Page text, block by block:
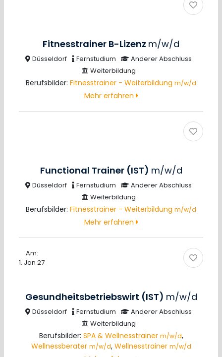
Fitnesstrainer B-Lizenz m/w/d
Düsseldorf Fernstudium
Anderer Abschluss
Weiterbildung
Berufsbilder: Fitnesstrainer - Weiterbildung m/w/d
Mehr erfahren
Functional Trainer (IST) m/w/d
Düsseldorf Fernstudium
Anderer Abschluss
Weiterbildung
Berufsbilder: Fitnesstrainer - Weiterbildung m/w/d
Mehr erfahren
Am:
1. Jan 27
Gesundheitsbetriebswirt (IST) m/w/d
Düsseldorf Fernstudium
Anderer Abschluss
Weiterbildung
Berufsbilder: SPA & Wellnesstrainer m/w/d,
Wellnessberater m/w/d, Wellnesstrainer m/w/d